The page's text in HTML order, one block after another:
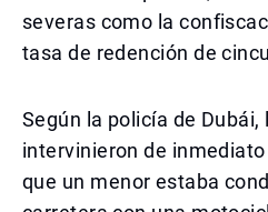
severas como la
tasa de redención de
Según la policía de
intervinieron de
que un menor estaba